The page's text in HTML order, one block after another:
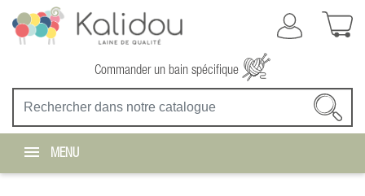
Commander un bain spécifique
MENU